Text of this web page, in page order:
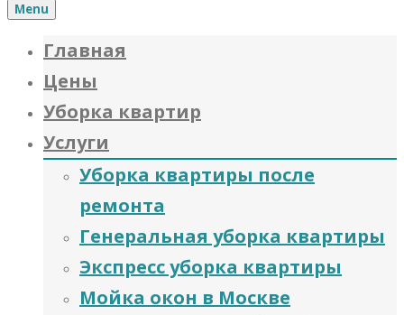
Menu
Главная
Цены
Уборка квартир
Услуги
Уборка квартиры после
ремонта
Генеральная уборка квартиры
Экспресс уборка квартиры
Мойка окон в Москве